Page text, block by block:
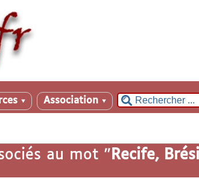
▼ Association ▼
au mot " Recife, Brésil